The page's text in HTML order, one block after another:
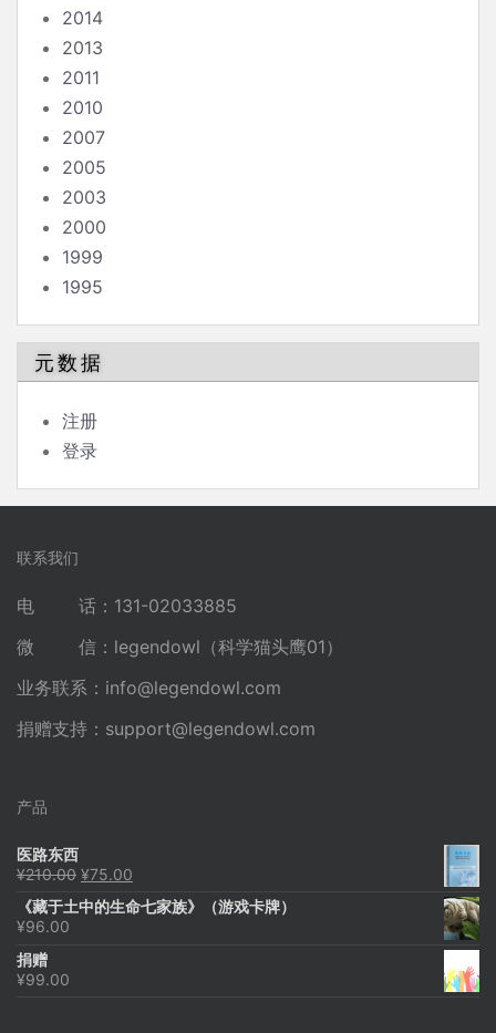
2014
2013
2011
2010
2007
2005
2003
2000
1999
1995
元数据
注册
登录
联系我们
电 话：131-02033885
微 信：legendowl（科学猫头鹰01）
业务联系： info@legendowl.com
捐赠支持： support@legendowl.com
产品
医路东西
¥210.00 原
为：
¥75.00
价
《藏于土中的生命七家族》（游戏卡牌）
¥96.00
捐赠
¥99.00